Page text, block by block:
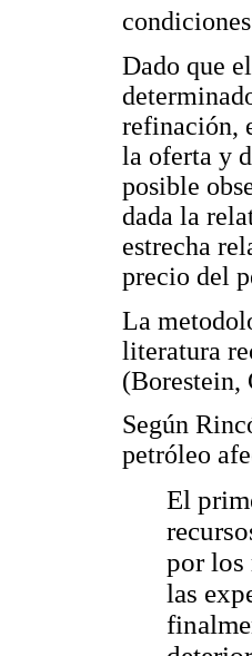
Dado que
refinación,
la oferta y
posible
dada la
estrecha
precio del
La
literatura
(Borestein,
Según
petróleo
El
por los
las